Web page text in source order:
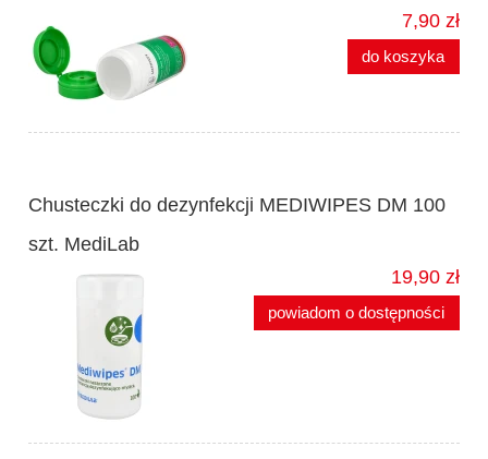
7,90 zł
do koszyka
Chusteczki do dezynfekcji MEDIWIPES DM 100
szt. MediLab
19,90 zł
powiadom o dostępności